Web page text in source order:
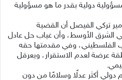
دولية بقدر ما هو مسؤولية
تركي الفيصل أن القضية
الشرق الأوسط، وأن غياب حل عادل
الفلسطيني، وفي مقدمتها حقه
عرضة لعدم الاستقرار، ويعرقل
دولي أكثر عدلًا وسلامًا من دون